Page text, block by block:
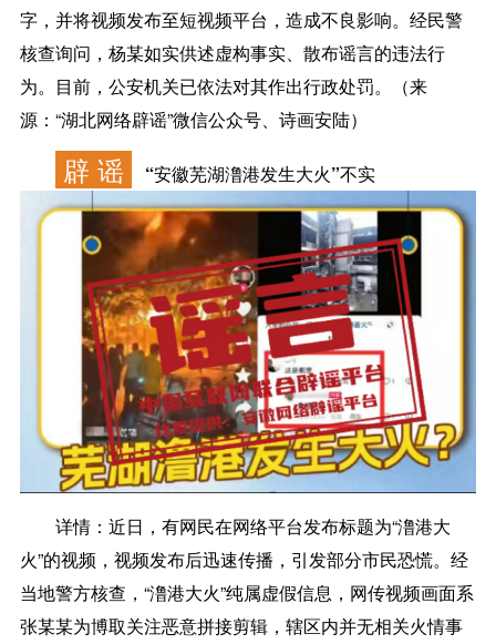
字，并将视频发布至短视频平台，造成不良影响。经民警
核查询问，杨某如实供述虚构事实、散布谣言的违法行
为。目前，公安机关已依法对其作出行政处罚。（来
源：“湖北网络辟谣”微信公众号、诗画安陆）
辟 谣 “安徽芜湖澛港发生大火”不实
详情： 近日，有网民在网络平台发布标题为“澛港大
火”的视频，视频发布后迅速传播，引发部分市民恐慌。经
当地警方核查，“澛港大火”纯属虚假信息，网传视频画面系
张某某为博取关注恶意拼接剪辑，辖区内并无相关火情事